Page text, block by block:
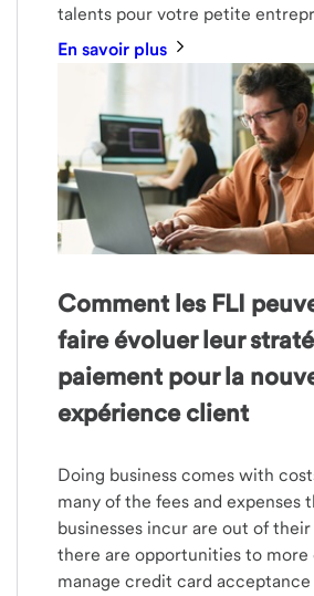
talents pour votre petite
En savoir plus
Comment les FLI
faire évoluer leur
paiement pour la
expérience client
Doing business comes with
many of the fees and expenses
businesses incur are out of
there are opportunities to more
manage credit card acceptance